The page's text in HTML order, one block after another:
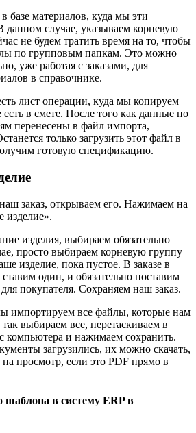
базе материалов, куда мы эти
случае, указываем корневую
не будем тратить время на то, чтобы
по групповым папкам. Это можно
уже работая с заказами, для
в справочнике.
лист операции, куда мы копируем
в смете. После того как данные по
перенесены в файл импорта,
только загрузить этот файл в
готовую спецификацию.
заказ, открываем его. Нажимаем на
изделие».
изделия, выбираем обязательно
просто выбираем корневую группу
изделие, пока пустое. В заказе в
один, и обязательно поставим
покупателя. Сохраняем наш заказ.
импортируем все файлы, которые нам
выбираем все, перетаскиваем в
компьютера и нажимаем сохранить.
загрузились, их можно скачать,
просмотр, если это PDF прямо в
шаблона в систему ERP в